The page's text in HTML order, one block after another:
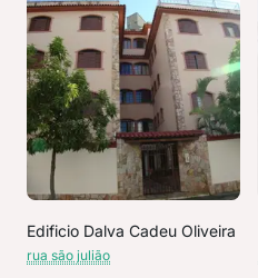
Edificio Dalva Cadeu Oliveira
rua são julião